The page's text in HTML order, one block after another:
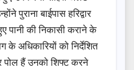
पुराना बाईपास हरिद्वार
पानी की निकासी कराने के
के अधिकारियों को निर्देशित
पोल हैं उनको शिफ्ट करने